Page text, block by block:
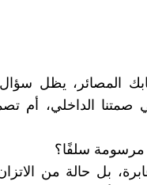
المصائر، يظل سؤال
صمتنا الداخلي، أم
مرسومة سلفًا؟
بل حالة من الاتزان